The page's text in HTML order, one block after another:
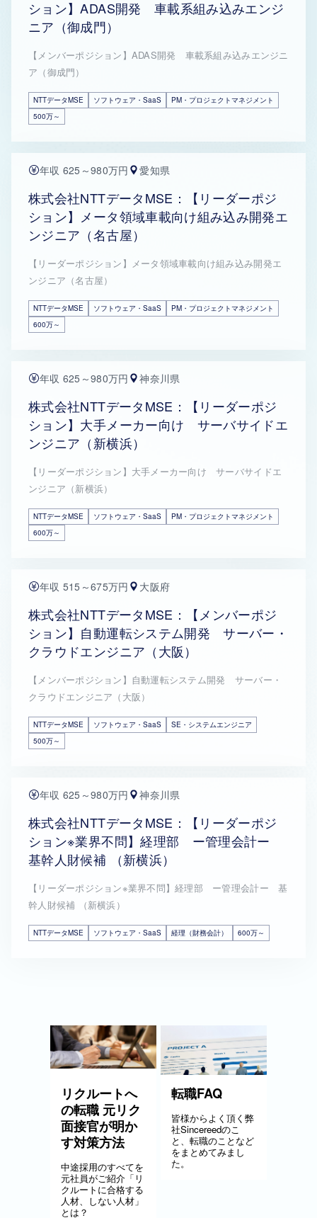
ション】ADAS開発 車載系組み込みエンジ
ニア（御成門）
【メンバーポジション】ADAS開発 車載系組み込みエンジニ
ア（御成門）
NTTデータMSE ソフトウェア・SaaS
PM・プロジェクトマネジメント
500万～
年収 625～980万円 愛知県
株式会社NTTデータMSE：【リーダーポジ
ション】メータ領域車載向け組み込み開発エ
ンジニア（名古屋）
【リーダーポジション】メータ領域車載向け組み込み開発エ
ンジニア（名古屋）
NTTデータMSE ソフトウェア・SaaS
PM・プロジェクトマネジメント
600万～
年収 625～980万円 神奈川県
株式会社NTTデータMSE：【リーダーポジ
ション】大手メーカー向け サーバサイドエ
ンジニア（新横浜）
【リーダーポジション】大手メーカー向け サーバサイドエ
ンジニア（新横浜）
NTTデータMSE ソフトウェア・SaaS
PM・プロジェクトマネジメント
600万～
年収 515～675万円 大阪府
株式会社NTTデータMSE：【メンバーポジ
ション】自動運転システム開発 サーバー・
クラウドエンジニア（大阪）
【メンバーポジション】自動運転システム開発 サーバー・
クラウドエンジニア（大阪）
NTTデータMSE ソフトウェア・SaaS
SE・システムエンジニア
500万～
年収 625～980万円 神奈川県
株式会社NTTデータMSE：【リーダーポジ
ション※業界不問】経理部 ー管理会計ー
基幹人財候補 （新横浜）
【リーダーポジション※業界不問】経理部 ー管理会計ー 基
幹人財候補 （新横浜）
NTTデータMSE ソフトウェア・SaaS 経理（財務会計） 600万～
リクルートへ
の転職 元リク
面接官が明か
す対策方法
中途採用のすべてを
元社員がご紹介「リ
クルートに合格する
人材、しない人材」
とは？
転職FAQ
皆様からよく頂く弊
社Sincereedのこ
と、転職のことなど
をまとめてみまし
た。